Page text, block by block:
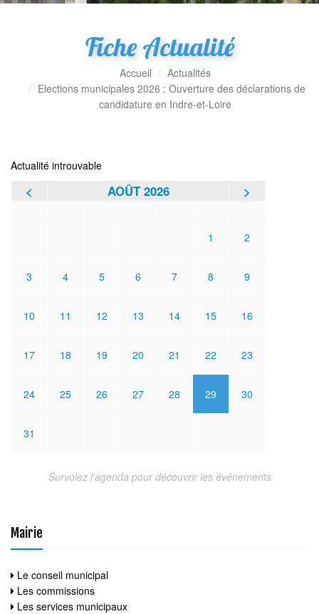
Fiche Actualité
Accueil
Actualités
Elections municipales 2026 : Ouverture des déclarations de
candidature en Indre-et-Loire
Actualité introuvable
< AOÛT 2026 >
1
2
3 4 5 6 7 8 9
10 11 12 13 14 15 16
17 18 19 20 21 22 23
24 25 26 27 28 29 30
31
Survolez l'agenda pour découvrir les événements
Mairie
Le conseil municipal
Les commissions
Les services municipaux